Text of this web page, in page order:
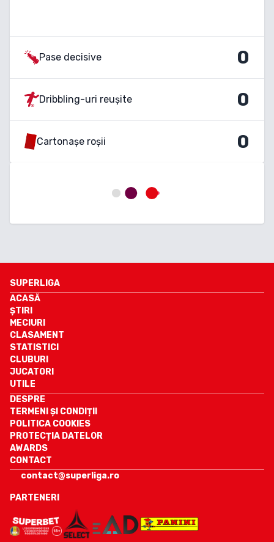
Pase decisive 0
Dribbling-uri reușite 0
Cartonașe roșii 0
SUPERLIGA
ACASĂ
ȘTIRI
MECIURI
CLASAMENT
STATISTICI
CLUBURI
JUCATORI
UTILE
DESPRE
TERMENI ȘI CONDIȚII
POLITICA COOKIES
PROTECȚIA DATELOR
AWARDS
CONTACT
contact@superliga.ro
PARTENERI